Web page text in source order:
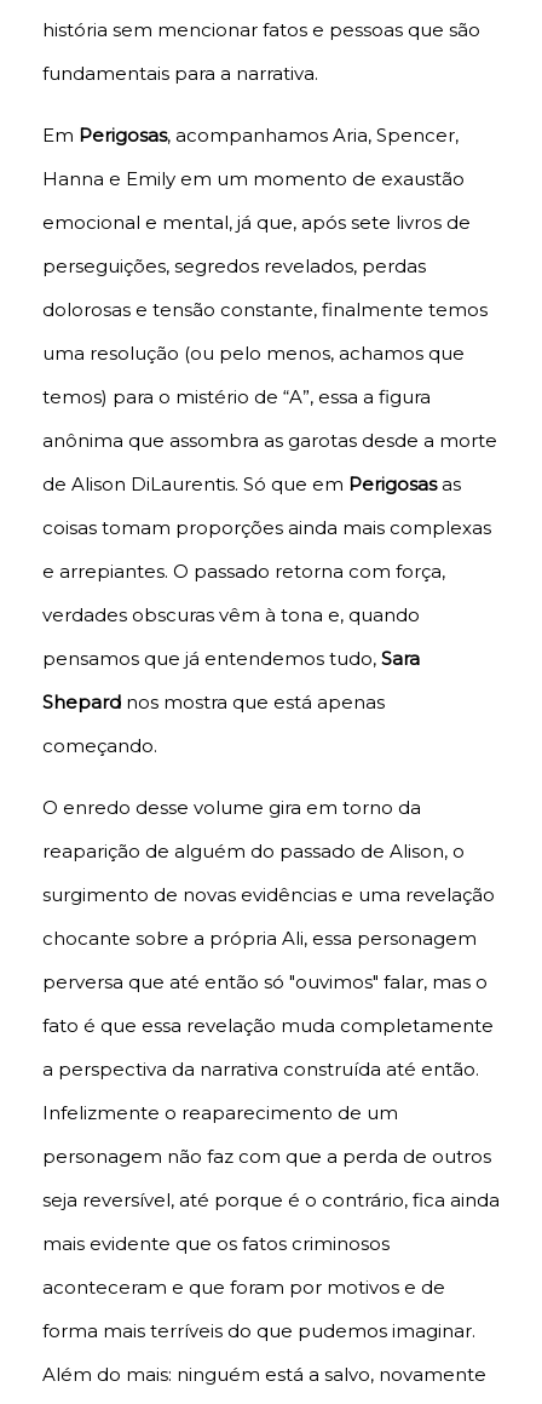
história sem mencionar fatos e pessoas que são
fundamentais para a narrativa.
Em Perigosas, acompanhamos Aria, Spencer,
Hanna e Emily em um momento de exaustão
emocional e mental, já que, após sete livros de
perseguições, segredos revelados, perdas
dolorosas e tensão constante, finalmente temos
uma resolução (ou pelo menos, achamos que
temos) para o mistério de “A”, essa a figura
anônima que assombra as garotas desde a morte
de Alison DiLaurentis. Só que em Perigosasas
coisas tomam proporções ainda mais complexas
e arrepiantes. O passado retorna com força,
verdades obscuras vêm à tona e, quando
pensamos que já entendemos tudo, Sara
Shepard nos mostra que está apenas
começando.
O enredo desse volume gira em torno da
reaparição de alguém do passado de Alison, o
surgimento de novas evidências e uma revelação
chocante sobre a própria Ali, essa personagem
perversa que até então só "ouvimos" falar, mas o
fato é que essa revelação muda completamente
a perspectiva da narrativa construída até então.
Infelizmente o reaparecimento de um
personagem não faz com que a perda de outros
seja reversível, até porque é o contrário, fica ainda
mais evidente que os fatos criminosos
aconteceram e que foram por motivos e de
forma mais terríveis do que pudemos imaginar.
Além do mais: ninguém está a salvo, novamente